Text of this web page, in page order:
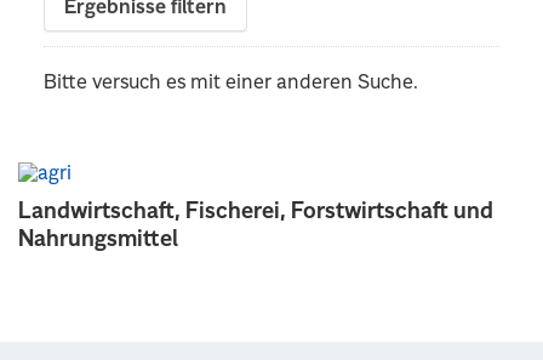
Landwirtschaft, Fischerei, Forstwirtschaft und
Nahrungsmittel
Ergebnisse filtern
Bitte versuch es mit einer anderen Suche.